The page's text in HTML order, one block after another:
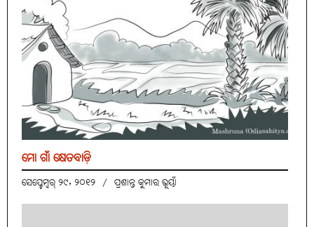
ମୋ ଗାଁ କ୍ଷେତବାଡ଼ି
ସେପ୍ଟେମ୍ବର୍ ୨୯, ୨୦୧୨ / ପ୍ରଶାନ୍ତ କୁମାର ଭୂୟାଁ